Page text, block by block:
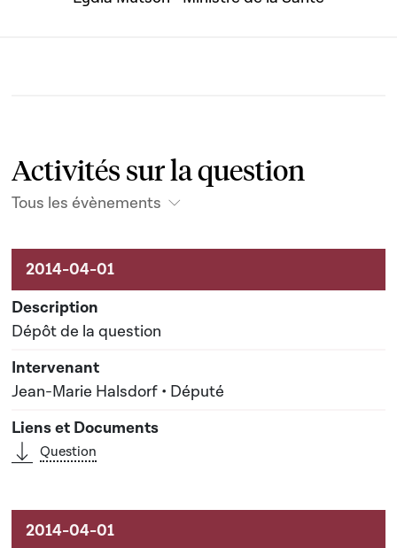
Activités sur la question
Tous les évènements
Activités sur le dossier
Dépôt de la question
Jean-Marie Halsdorf • Député
Question